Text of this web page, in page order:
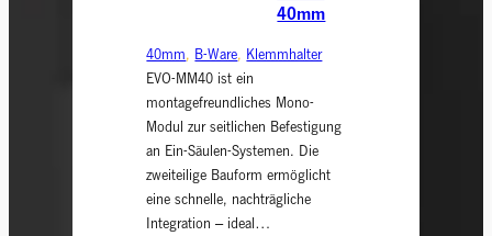
40mm
40mm, B-Ware, Klemmhalter
EVO-MM40 ist ein
montagefreundliches Mono-
Modul zur seitlichen Befestigung
an Ein-Säulen-Systemen. Die
zweiteilige Bauform ermöglicht
eine schnelle, nachträgliche
Integration – ideal…